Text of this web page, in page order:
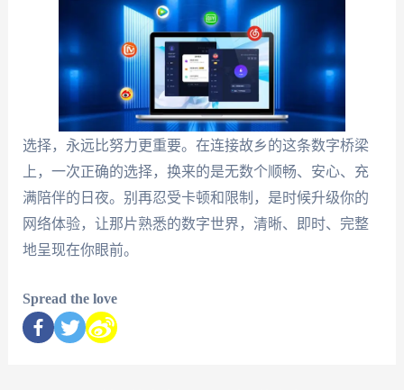
选择，永远比努力更重要。在连接故乡的这条数字桥梁
上，一次正确的选择，换来的是无数个顺畅、安心、充
满陪伴的日夜。别再忍受卡顿和限制，是时候升级你的
网络体验，让那片熟悉的数字世界，清晰、即时、完整
地呈现在你眼前。
Spread the love